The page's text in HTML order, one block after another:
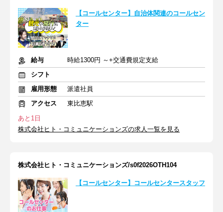
【コールセンター】自治体関連のコールセン
ター
給与
時給1300円 ～+交通費規定支給
シフト
雇用形態
派遣社員
アクセス
東比恵駅
あと1日
株式会社ヒト・コミュニケーションズの求人一覧を見る
株式会社ヒト・コミュニケーションズ/s0f2026OTH104
【コールセンター】コールセンタースタッフ